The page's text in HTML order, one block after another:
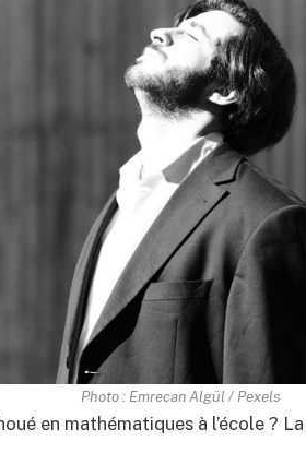
Photo : Emrecan Algül / Pexels
en mathématiques à l’école ?